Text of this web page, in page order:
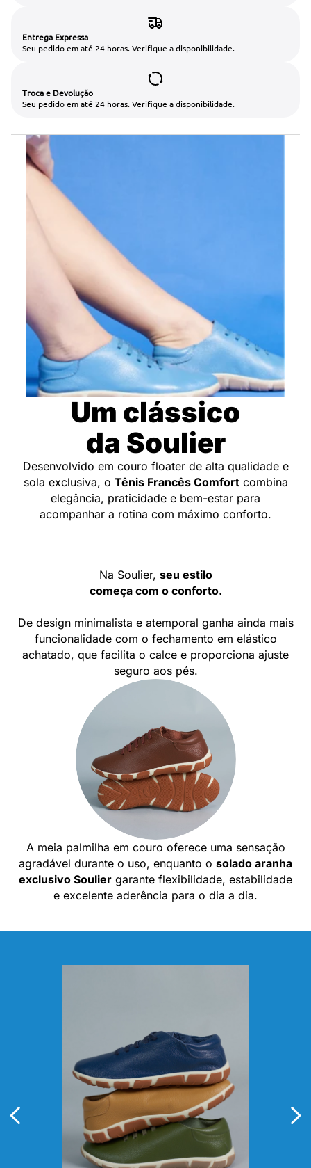
Entrega Expressa
Seu pedido em até 24 horas. Verifique a disponibilidade.
Troca e Devolução
Seu pedido em até 24 horas. Verifique a disponibilidade.
Um clássico
da Soulier
Desenvolvido em couro floater de alta qualidade e
sola exclusiva, o Tênis Francês Comfortcombina
elegância, praticidade e bem-estar para
acompanhar a rotina com máximo conforto.
Na Soulier, seu estilo
começa com o conforto.
De design minimalista e atemporal ganha ainda mais
funcionalidade com o fechamento em elástico
achatado, que facilita o calce e proporciona ajuste
seguro aos pés.
A meia palmilha em couro oferece uma sensação
agradável durante o uso, enquanto o solado aranha
exclusivo Soulier garante flexibilidade, estabilidade
e excelente aderência para o dia a dia.